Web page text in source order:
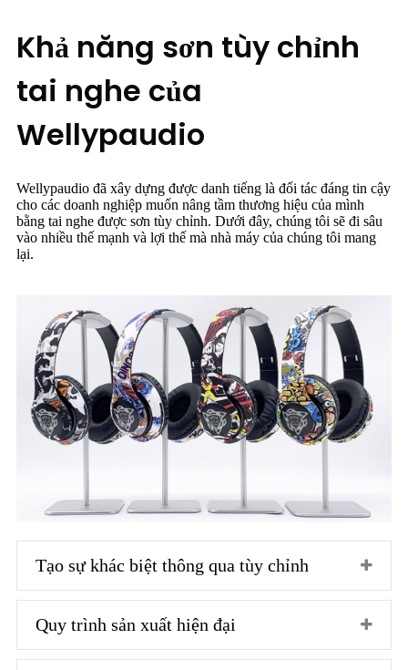
Khả năng sơn tùy chỉnh
tai nghe của
Wellypaudio
Wellypaudio đã xây dựng được danh tiếng là đối tác đáng tin cậy
cho các doanh nghiệp muốn nâng tầm thương hiệu của mình
bằng tai nghe được sơn tùy chỉnh. Dưới đây, chúng tôi sẽ đi sâu
vào nhiều thế mạnh và lợi thế mà nhà máy của chúng tôi mang
lại.
Tạo sự khác biệt thông qua tùy chỉnh
Quy trình sản xuất hiện đại